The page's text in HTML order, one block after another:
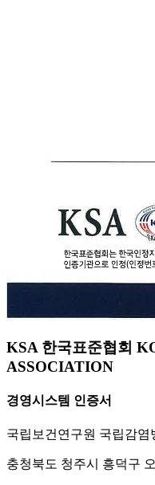
KSA 한국표준협회
ASSOCIATION
경영시스템 인증서
국립보건연구원 국립감
충청북도 청주시 흥덕구